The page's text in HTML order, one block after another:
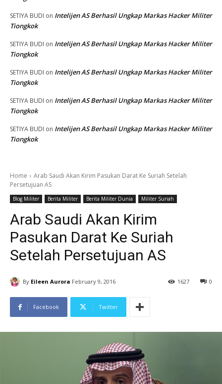
SETIYA BUDI on Intelijen AS Berhasil Ungkap Markas Hacker Militer
Tiongkok
SETIYA BUDI on Intelijen AS Berhasil Ungkap Markas Hacker Militer
Tiongkok
SETIYA BUDI on Intelijen AS Berhasil Ungkap Markas Hacker Militer
Tiongkok
SETIYA BUDI on Intelijen AS Berhasil Ungkap Markas Hacker Militer
Tiongkok
SETIYA BUDI on Intelijen AS Berhasil Ungkap Markas Hacker Militer
Tiongkok